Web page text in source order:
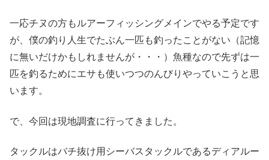
一応チヌの方もルアーフィッシングメインでやる予定です
が、僕の釣り人生でたぶん一匹も釣ったことがない（記憶
に無いだけかもしれませんが・・・）魚種なので先ずは一
匹を釣るためにエサも使いつつのんびりやっていこうと思
います。
で、今回は現地調査に行ってきました。
タックルはバチ抜け用シーバスタックルであるディアルー